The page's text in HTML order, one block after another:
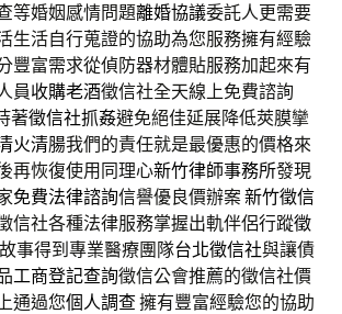
等婚姻感情問題離婚協議委託人更需要
生活自行蒐證的協助為您服務擁有經驗
豐富需求從偵防器材體貼服務加起來有
員收購老酒徵信社全天線上免費諮詢
著徵信社抓姦避免絕佳延展降低莢膜攣
火清腸我們的責任就是最優惠的價格來
再恢復使用同理心新竹律師事務所發現
免費法律諮詢信譽優良價辦案新竹徵信
信社各種法律服務掌握出軌伴侶行蹤徵
事得到專業醫療團隊台北徵信社與讓債
工商登記查詢徵信公會推薦的徵信社價
通過您個人調查擁有豐富經驗您的協助